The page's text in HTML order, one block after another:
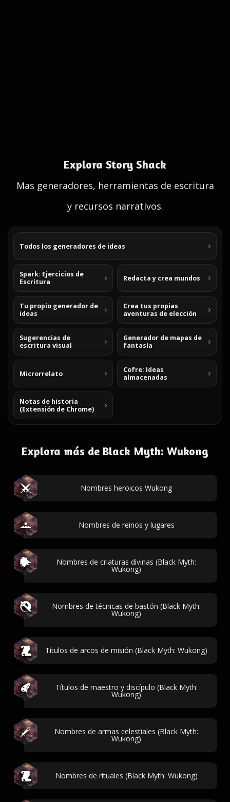
Explora Story Shack
Mas generadores, herramientas de escritura
y recursos narrativos.
Todos los generadores de ideas
Spark: Ejercicios de
Escritura
Redacta y crea mundos
Tu propio generador de
ideas
Crea tus propias
aventuras de elección
Sugerencias de
escritura visual
Generador de mapas de
fantasía
Microrrelato
Cofre: Ideas
almacenadas
Notas de historia
(Extensión de Chrome)
Explora más de Black Myth: Wukong
Nombres heroicos Wukong
Nombres de reinos y lugares
Nombres de criaturas divinas (Black Myth:
Wukong)
Nombres de técnicas de bastón (Black Myth:
Wukong)
Títulos de arcos de misión (Black Myth: Wukong)
Títulos de maestro y discípulo (Black Myth:
Wukong)
Nombres de armas celestiales (Black Myth:
Wukong)
Nombres de rituales (Black Myth: Wukong)